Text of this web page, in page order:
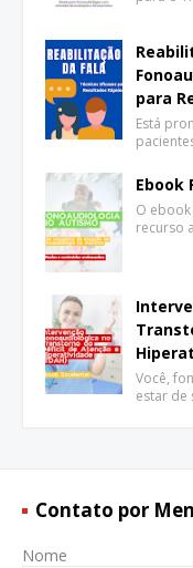
para
Está
Ebook
O
recurso
Você,
estar de
Contato por
Nome